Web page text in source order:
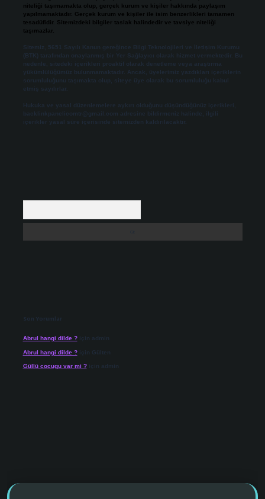
niteliği taşımamakta olup, gerçek kurum ve kişiler hakkında paylaşım
yapılmamaktadır. Gerçek kurum ve kişiler ile isim benzerlikleri tamamen
tesadüfidir. Sitemizdeki bilgiler taslak halindedir ve tavsiye niteliği
taşımazlar.
Sitemiz, 5651 Sayılı Kanun gereğince Bilgi Teknolojileri ve İletişim Kurumu
(BTK) tarafından onaylanmış bir Yer Sağlayıcı olarak hizmet vermektedir. Bu
nedenle, sitedeki içerikleri proaktif olarak denetleme veya araştırma
yükümlülüğümüz bulunmamaktadır. Ancak, üyelerimiz yazdıkları içeriklerin
sorumluluğunu taşımakta olup, siteye üye olarak bu sorumluluğu kabul
etmiş sayılırlar.
Hukuka ve yasal düzenlemelere aykırı olduğunu düşündüğünüz içerikleri,
backlinkpanelicomtr@gmail.com adresine bildirmeniz halinde, ilgili
içerikler yasal süre içerisinde sitemizden kaldırılacaktır.
Son Yorumlar
Abrul hangi dilde ?için admin
Abrul hangi dilde ?için Gülten
Güllü cocugu var mi ?için admin